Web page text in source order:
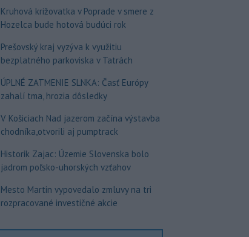
Kruhová križovatka v Poprade v smere z
Hozelca bude hotová budúci rok
Prešovský kraj vyzýva k využitiu
bezplatného parkoviska v Tatrách
ÚPLNÉ ZATMENIE SLNKA: Časť Európy
zahalí tma, hrozia dôsledky
V Košiciach Nad jazerom začína výstavba
chodníka,otvorili aj pumptrack
Historik Zajac: Územie Slovenska bolo
jadrom poľsko-uhorských vzťahov
Mesto Martin vypovedalo zmluvy na tri
rozpracované investičné akcie